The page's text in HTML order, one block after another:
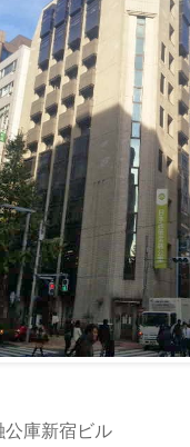
庫新宿ビル